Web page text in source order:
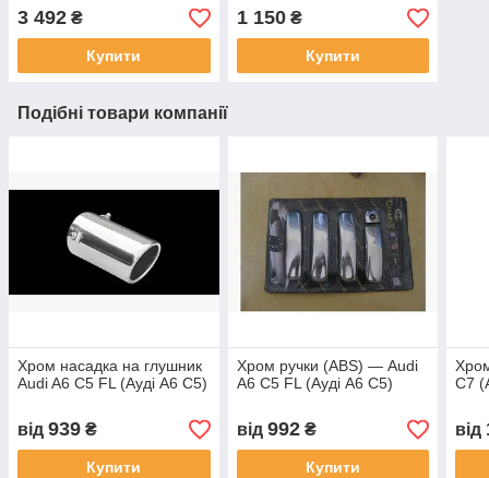
3 492 ₴
Купити
1 150₴
Купити
Подібні товари компанії
Хром насадка на глушник
Audi A6 C5 FL (Ауді А6 С5)
від 939 ₴
Купити
Хром ручки (ABS) — Audi
A6 C5 FL (Ауді А6 С5)
від 992₴
Купити
C7
від